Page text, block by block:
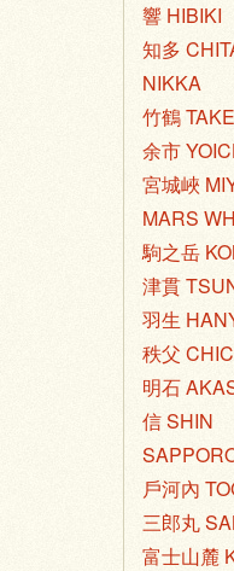
響 HIBIKI
知多
NIKKA
竹鶴
余市
宮城峽
MARS
駒之岳
津貫
羽生
秩父
明石
信 SHIN
戶河內
三郎丸
富士山麓